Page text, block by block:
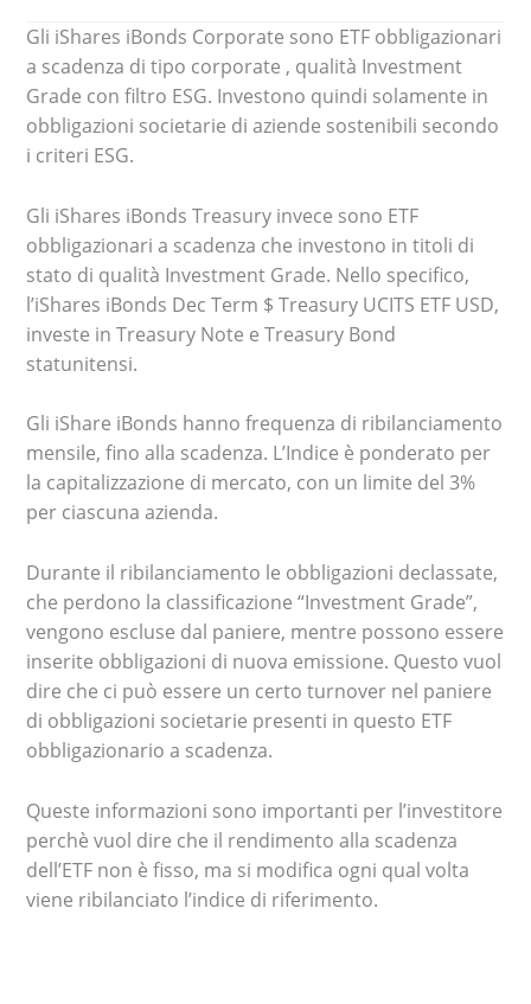
Gli iShares iBonds Corporate sono ETF obbligazionari
a scadenza di tipo corporate , qualità Investment
Grade con filtro ESG. Investono quindi solamente in
obbligazioni societarie di aziende sostenibili secondo
i criteri ESG.
Gli iShares iBonds Treasury invece sono ETF
obbligazionari a scadenza che investono in titoli di
stato di qualità Investment Grade. Nello specifico,
l’iShares iBonds Dec Term $ Treasury UCITS ETF USD,
investe in Treasury Note e Treasury Bond
statunitensi.
Gli iShare iBonds hanno frequenza di ribilanciamento
mensile, fino alla scadenza. L’Indice è ponderato per
la capitalizzazione di mercato, con un limite del 3%
per ciascuna azienda.
Durante il ribilanciamento le obbligazioni declassate,
che perdono la classificazione “Investment Grade”,
vengono escluse dal paniere, mentre possono essere
inserite obbligazioni di nuova emissione. Questo vuol
dire che ci può essere un certo turnover nel paniere
di obbligazioni societarie presenti in questo ETF
obbligazionario a scadenza.
Queste informazioni sono importanti per l’investitore
perchè vuol dire che il rendimento alla scadenza
dell’ETF non è fisso, ma si modifica ogni qual volta
viene ribilanciato l’indice di riferimento.